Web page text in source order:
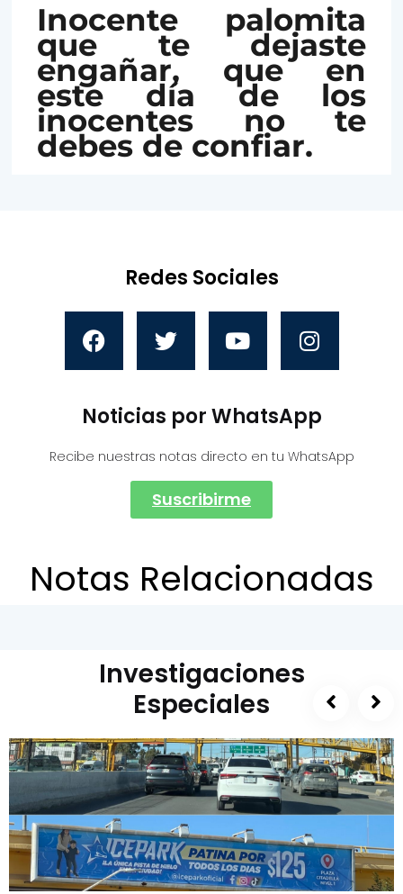
Inocente palomita
que te dejaste
engañar, que en
este día de los
inocentes no te
debes de confiar.
Redes Sociales
Noticias por WhatsApp
Recibe nuestras notas directo en tu WhatsApp
Suscribirme
Notas Relacionadas
Investigaciones
Especiales